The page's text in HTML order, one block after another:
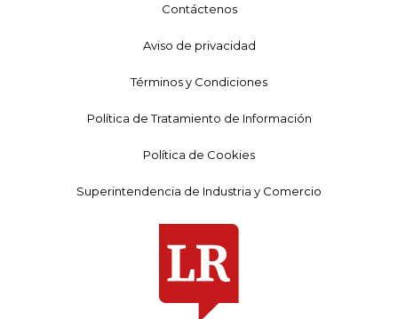
Contáctenos
Aviso de privacidad
Términos y Condiciones
Política de Tratamiento de Información
Política de Cookies
Superintendencia de Industria y Comercio